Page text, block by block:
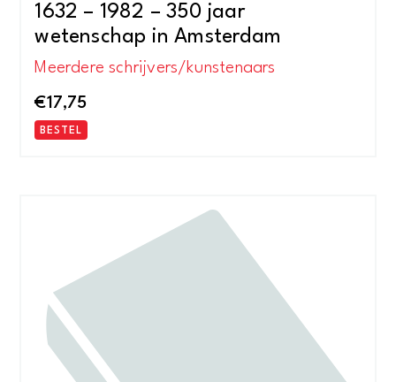
1632 – 1982 – 350 jaar
wetenschap in Amsterdam
Meerdere schrijvers/kunstenaars
€17,75
BESTEL